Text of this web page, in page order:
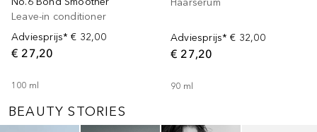
Leave-in conditioner
Adviesprijs* € 32,00
€ 27,20
100 ml
Haarserum
Adviesprijs* € 32,00
€ 27,20
90 ml
BEAUTY STORIES
Slider overslaan